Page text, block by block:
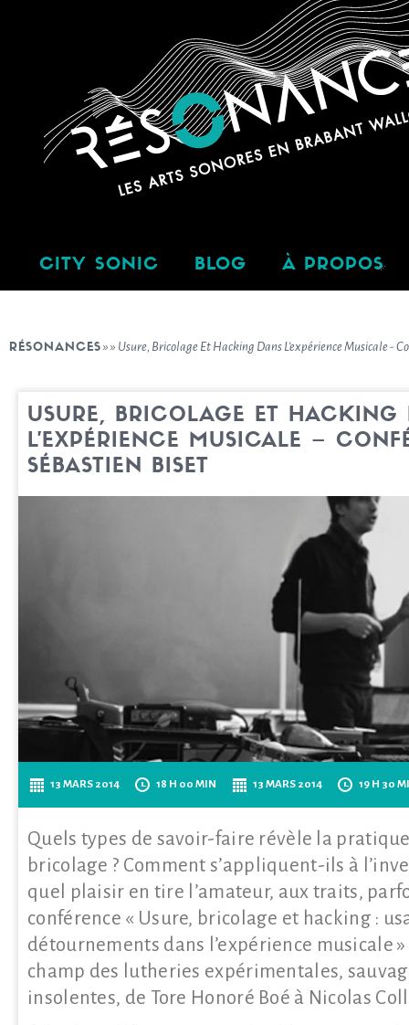
CITY SONIC BLOG À PROPOS
RÉSONANCES»» Usure, Bricolage Et Hacking Dans L’expérience Musicale -
USURE, BRICOLAGE ET HACKING
L’EXPÉRIENCE MUSICALE –
SÉBASTIEN BISET
13 MARS 2014 18 H 00 MIN 13 MARS 2014 19 H 30
Quels types de savoir-faire révèle la
bricolage ? Comment s’appliquent-ils à
quel plaisir en tire l’amateur, aux traits,
conférence « Usure, bricolage et hacking :
détournements dans l’expérience musicale
champ des lutheries expérimentales,
insolentes, de Tore Honoré Boé à Nicolas